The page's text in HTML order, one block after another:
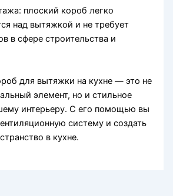
плоский короб легко
над вытяжкой и не требует
в сфере строительства и
для вытяжки на кухне — это не
элемент, но и стильное
интерьеру. С его помощью вы
систему и создать
в кухне.